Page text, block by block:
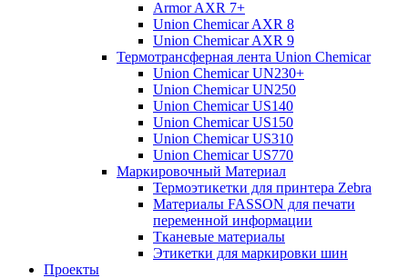
Armor AXR 7+
Union Chemicar AXR 8
Union Chemicar AXR 9
Термотрансферная лента Union Chemicar
Union Chemicar UN230+
Union Chemicar UN250
Union Chemicar US140
Union Chemicar US150
Union Chemicar US310
Union Chemicar US770
Маркировочный Материал
Термоэтикетки для принтера Zebra
Материалы FASSON для печати
переменной информации
Тканевые материалы
Этикетки для маркировки шин
Проекты